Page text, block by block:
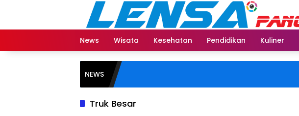
News
Wisata Kesehatan Pendidikan Kuliner
NEWS
Truk Besar